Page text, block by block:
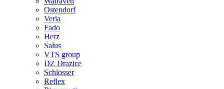
Ostendorf
Veria
Fado
Herz
Salus
VTS group
DZ Drazice
Schlosser
Reflex